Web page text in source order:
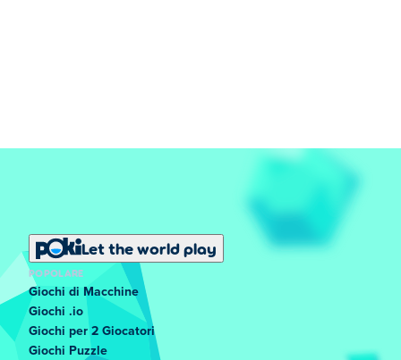
Let the world play
POPOLARE
Giochi di Macchine
Giochi .io
Giochi per 2 Giocatori
Giochi Puzzle